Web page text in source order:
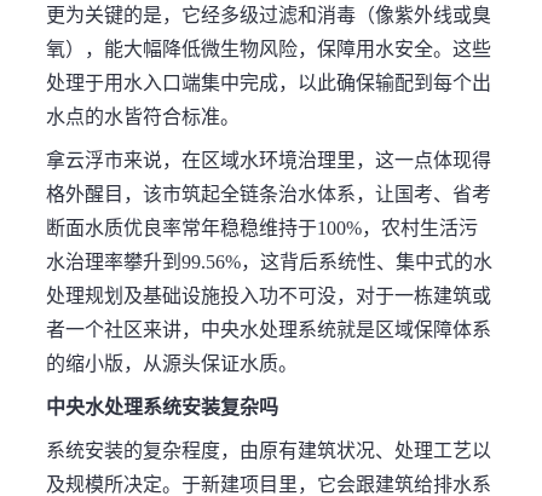
更为关键的是，它经多级过滤和消毒（像紫外线或臭
氧），能大幅降低微生物风险，保障用水安全。这些
处理于用水入口端集中完成，以此确保输配到每个出
水点的水皆符合标准。
拿云浮市来说，在区域水环境治理里，这一点体现得
格外醒目，该市筑起全链条治水体系，让国考、省考
断面水质优良率常年稳稳维持于100%，农村生活污
水治理率攀升到99.56%，这背后系统性、集中式的水
处理规划及基础设施投入功不可没，对于一栋建筑或
者一个社区来讲，中央水处理系统就是区域保障体系
的缩小版，从源头保证水质。
中央水处理系统安装复杂吗
系统安装的复杂程度，由原有建筑状况、处理工艺以
及规模所决定。于新建项目里，它会跟建筑给排水系